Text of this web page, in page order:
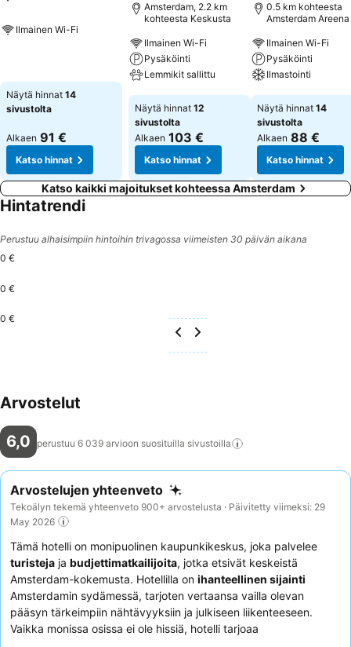
Ilmainen Wi-Fi
Näytä hinnat 14
sivustolta
Alkaen 91 €
Katso hinnat
Amsterdam, 2.2 km
kohteesta Keskusta
Ilmainen Wi-Fi
Pysäköinti
Lemmikit sallittu
Katso hinnat
Näytä hinnat 12
sivustolta
Alkaen 103 €
Katso hinnat
0.5 km kohteesta
Amsterdam Areena
Ilmainen Wi-Fi
Pysäköinti
Ilmastointi
Katso hinnat
Näytä hinnat 14
sivustolta
Alkaen 88 €
Katso hinnat
Katso kaikki majoitukset kohteessa Amsterdam
Hintatrendi
Perustuu alhaisimpiin hintoihin trivagossa viimeisten 30 päivän aikana
0 €
0 €
0 €
Arvostelut
6,0 perustuu 6 039 arvioon suosituilla sivustoilla
Arvostelujen yhteenveto
Tekoälyn tekemä yhteenveto 900+ arvostelusta · Päivitetty viimeksi: 29
May 2026
Tämä hotelli on monipuolinen kaupunkikeskus, joka palvelee
turisteja ja budjettimatkailijoita, jotka etsivät keskeistä
Amsterdam-kokemusta. Hotellilla on ihanteellinen sijainti
Amsterdamin sydämessä, tarjoten vertaansa vailla olevan
pääsyn tärkeimpiin nähtävyyksiin ja julkiseen liikenteeseen.
Vaikka monissa osissa ei ole hissiä, hotelli tarjoaa